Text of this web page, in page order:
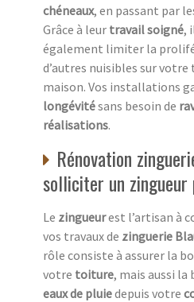
chéneaux, en passant par
Grâce à leur travail soigné,
également limiter la
d’autres nuisibles sur
maison. Vos installations
longévitésans besoin de
réalisations.
Rénovation
solliciter un zingueur
Le zingueurest l’artisan à
vos travaux de zinguerie
rôle consiste à assurer la
votre toiture, mais aussi la
eaux de pluiedepuis votre